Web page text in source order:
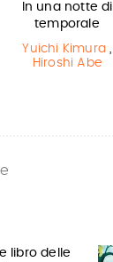
In una notte di
temporale
Yuichi Kimura ,
Hiroshi Abe
libro delle